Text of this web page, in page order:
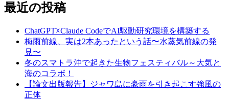
最近の投稿
ChatGPT☓Claude CodeでAI駆動研究環境を構築する
梅雨前線、実は2本あったという話〜水蒸気前線の発
見〜
冬のスマトラ沖で起きた生物フェスティバル～大気と
海のコラボ！
【論文出版報告】ジャワ島に豪雨を引き起こす強風の
正体